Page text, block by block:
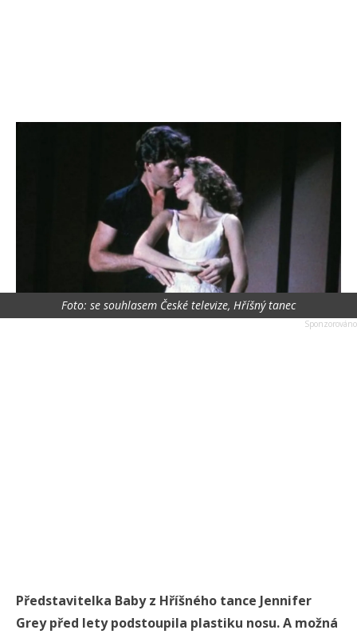
Foto: se souhlasem České televize, Hříšný tanec
Představitelka Baby z Hříšného tance Jennifer
Grey před lety podstoupila plastiku nosu. A možná